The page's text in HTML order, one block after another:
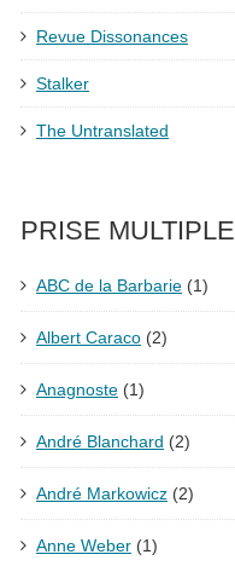
Revue Dissonances
Stalker
The Untranslated
PRISE MULTIPLE
ABC de la Barbarie (1)
Albert Caraco (2)
Anagnoste (1)
André Blanchard (2)
André Markowicz (2)
Anne Weber (1)